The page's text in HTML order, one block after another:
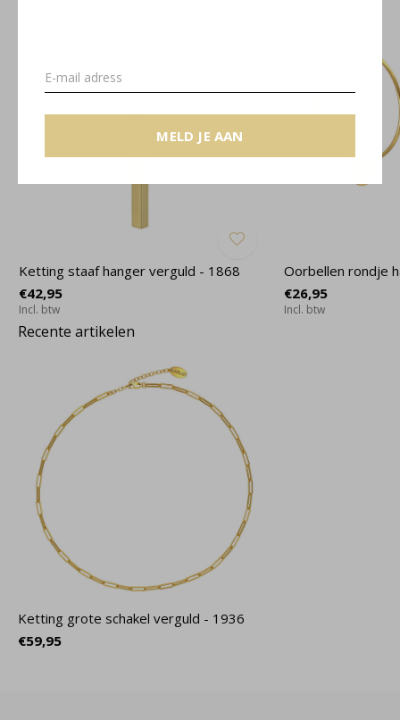
MELD JE AAN
Ketting staaf hanger verguld - 1868
€42,95
Incl. btw
Oorbellen rondje
€26,95
Incl. btw
Recente artikelen
Ketting grote schakel verguld - 1936
€59,95